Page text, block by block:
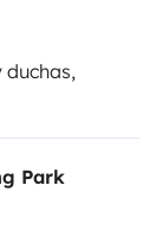
duchas,
Park